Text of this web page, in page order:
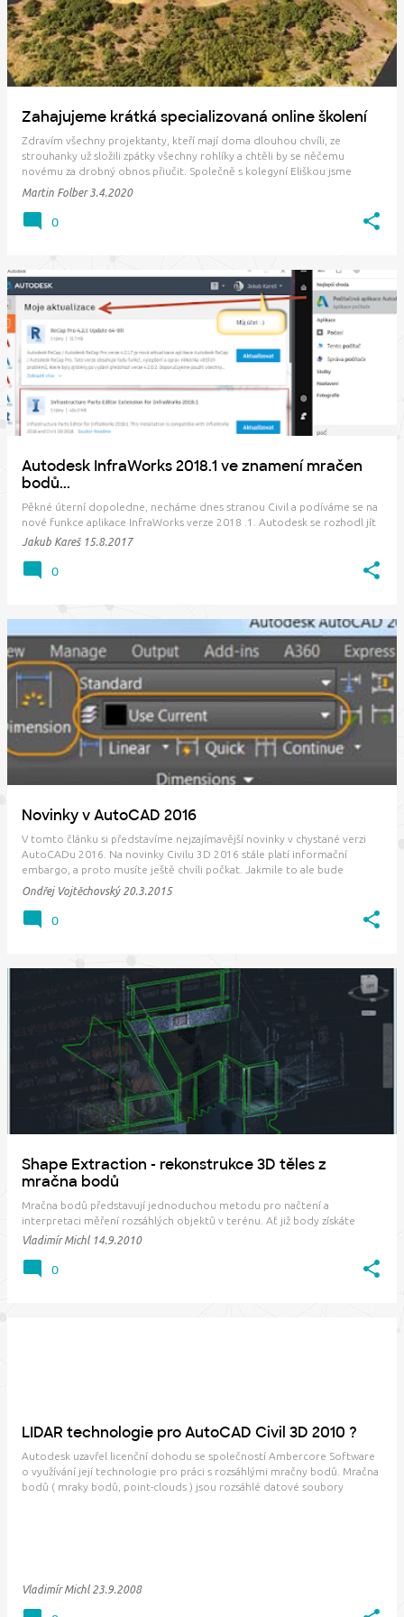
Zahajujeme krátká specializovaná online školení
Zdravím všechny projektanty, kteří mají doma dlouhou chvíli, ze
strouhanky už složili zpátky všechny rohlíky a chtěli by se něčemu
novému za drobný obnos přiučit. Společně s kolegyní Eliškou jsme
připravili zatím první dvě témata, která nám připadají zajímavá a na něž
Martin Folber 3.4.2020
0
Autodesk InfraWorks 2018.1 ve znamení mračen
bodů...
Pěkné úterní dopoledne, necháme dnes stranou Civil a podíváme se na
nové funkce aplikace InfraWorks verze 2018 .1. Autodesk se rozhodl jít
cestou častějších velkých aktualizací, a tak si po necelých 3 měsících
ještě nejsou p…
Jakub Kareš 15.8.2017
0
Novinky v AutoCAD 2016
V tomto článku si představíme nejzajímavější novinky v chystané verzi
AutoCADu 2016. Na novinky Civilu 3D 2016 stále platí informační
embargo, a proto musíte ještě chvíli počkat. Jakmile to ale bude
možné, tak o nich budeme zde na blogu informovat. Kótování Kótování
doznalo poměrně velkých vy…
Ondřej Vojtěchovský 20.3.2015
0
Shape Extraction - rekonstrukce 3D těles z
mračna bodů
Mračna bodů představují jednoduchou metodu pro načtení a
interpretaci měření rozsáhlých objektů v terénu. Ať již body získáte
přímým laserovým skenováním nebo třeba analýzou série fotografií
podporuje přímý import mračna milionů bodů již od …
Vladimír Michl 14.9.2010
0
LIDAR technologie pro AutoCAD Civil 3D 2010 ?
Autodesk uzavřel licenční dohodu se společností Ambercore Software
o využívání její technologie pro práci s rozsáhlými mračny bodů. Mračna
bodů ( mraky bodů, point-clouds ) jsou rozsáhlé datové soubory
Vladimír Michl 23.9.2008